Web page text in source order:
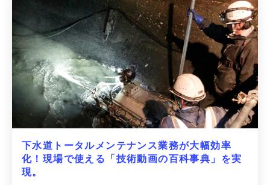
下水道トータルメンテナンス業務が大幅効率
化！現場で使える「技術動画の百科事典」を実
現。